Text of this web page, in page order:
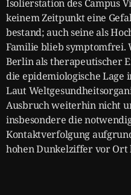
Isolierstation des Campus
keinem Zeitpunkt eine
bestand; auch seine als
Familie blieb symptomfrei.
Berlin als therapeutischer
die epidemiologische Lage
Laut
Ausbruch weiterhin nicht
insbesondere die
Kontaktverfolgung
hohen Dunkelziffer vor Ort